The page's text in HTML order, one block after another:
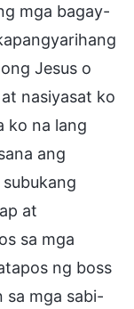
mga bagay-
Jesus o
nasiyasat ko
ko na lang
ang
at
sa mga
ng boss
sa mga sabi-